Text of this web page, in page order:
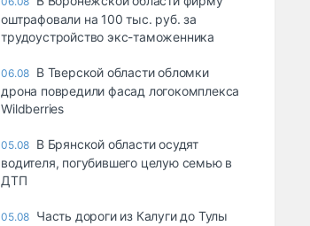
оштрафовали на 100 тыс. руб. за
трудоустройство экс-таможенника
06.08 В Тверской области обломки
дрона повредили фасад логокомплекса
Wildberries
05.08 В Брянской области осудят
водителя, погубившего целую семью в
ДТП
05.08 Часть дороги из Калуги до Тулы